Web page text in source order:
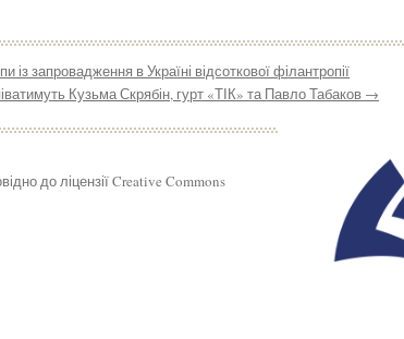
запровадження в Україні відсоткової філантропії
Кузьма Скрябін, гурт «ТІК» та Павло Табаков →
до ліцензії Creative Commons